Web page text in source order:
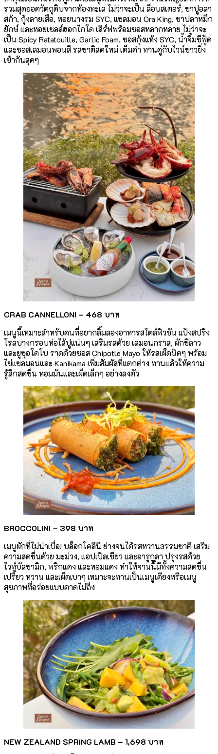
รวมสุดยอดวัตถุดิบจากท้องทะเล ไม่ว่าจะเป็น ล็อบสเตอร์, ขาปูอลา
สก้า, กุ้งลายเสือ, หอยนางรม SYC, แซลมอน Ora King, ขาปลาหมึก
ยักษ์ และหอยเชลล์ฮอกไกโด เสิร์ฟพร้อมซอสหลากหลาย ไม่ว่าจะ
เป็น Spicy Ratatouille, Garlic Foam, ซอสกุ้งแห้ง SYC, น้ำจิ้มซีฟู้ด
และซอสเลมอนพอนสึ รสชาติสดใหม่ เต็มคำ ทานคู่กับไวน์ขาวยิ่ง
เข้ากันสุดๆ
CRAB CANNELLONI – 468 บาท
เมนูนี้เหมาะสำหรับคนที่อยากลิ้มลองอาหารสไตล์ฟิวชัน แป้งสปริง
โรลบางกรอบห่อไส้ปูแน่นๆ เสริมรสด้วย เลมอนกราส, ผักชีลาว
และยูซุอโดโบ ราดด้วยซอส Chipotle Mayo ให้รสเผ็ดนิดๆ พร้อม
ไข่แซลมอนและ Kanikama เพิ่มสัมผัสที่แตกต่าง ทานแล้วให้ความ
รู้สึกสดชื่น หอมมันและเผ็ดเล็กๆ อย่างลงตัว
BROCCOLINI – 398 บาท
เมนูผักที่ไม่น่าเบื่อ! บล็อกโคลินี ย่างจนได้รสหวานธรรมชาติ เสริม
ความสดชื่นด้วย มะม่วง, แอปเปิลเขียว และอารูกูลา ปรุงรสด้วย
ไวท์บัลซามิก, พริกแดง และหอมแดง ทำให้จานนี้มีทั้งความสดชื่น
เปรี้ยว หวาน และเผ็ดเบาๆ เหมาะจะทานเป็นเมนูเคียงหรือเมนู
สุขภาพที่อร่อยแบบคาดไม่ถึง
NEW ZEALAND SPRING LAMB – 1,698 บาท